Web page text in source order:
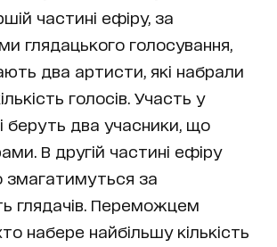
частині ефіру, за
глядацького голосування,
два артисти, які набрали
голосів. Участь у
беруть два учасники, що
В другій частині ефіру
змагатимуться за
глядачів. Переможцем
набере найбільшу кількість